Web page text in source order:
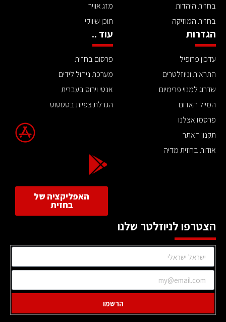
בחזית היהדות
בחזית המוזיקה
מזג אוויר
תוכן שיווקי
הגדרות
עדכון פרופיל
התראות וניוזלטרים
שדרוג למנוי פרימיום
המייל האדום
פרסמו אצלנו
תקנון האתר
אודות בחזית מדיה
עוד ..
פרסום בחזית
מערכת ניהול לידים
אנטי וירוס בעברית
הגדלת צפיות בסטטוס
האפליקציה של
בחזית
הצטרפו לניוזלטר שלנו
הרשמו